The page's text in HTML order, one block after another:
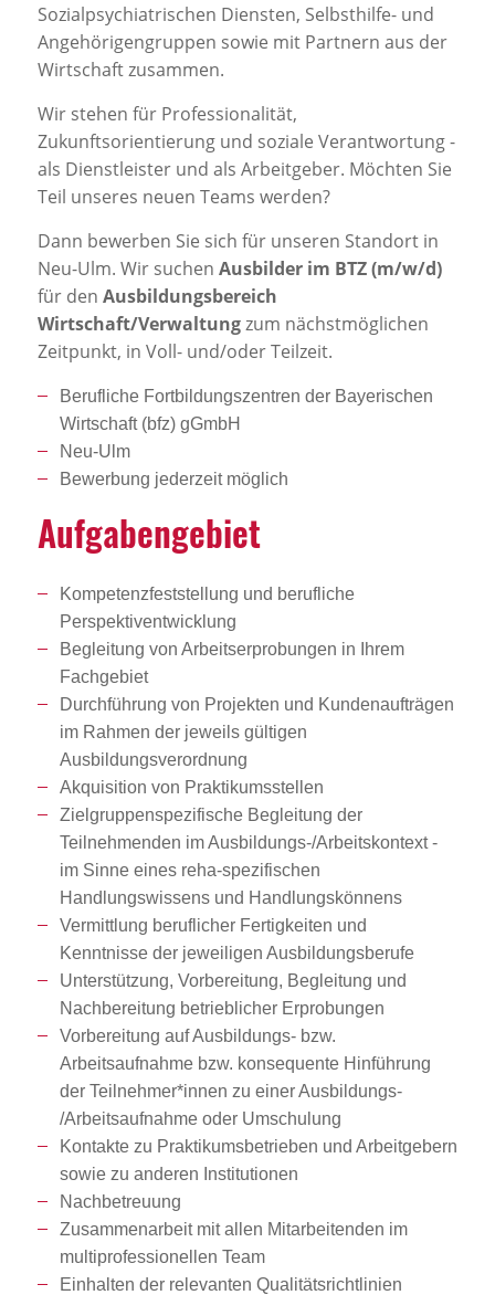
Sozialpsychiatrischen Diensten, Selbsthilfe- und
Angehörigengruppen sowie mit Partnern aus der
Wirtschaft zusammen.
Wir stehen für Professionalität,
Zukunftsorientierung und soziale Verantwortung -
als Dienstleister und als Arbeitgeber. Möchten Sie
Teil unseres neuen Teams werden?
Dann bewerben Sie sich für unseren Standort in
Neu-Ulm. Wir suchen Ausbilder im BTZ (m/w/d)
für den Ausbildungsbereich
Wirtschaft/Verwaltungzum nächstmöglichen
Zeitpunkt, in Voll- und/oder Teilzeit.
Berufliche Fortbildungszentren der Bayerischen
Wirtschaft (bfz) gGmbH
Neu-Ulm
Bewerbung jederzeit möglich
Aufga­ben­ge­biet
Kompetenzfeststellung und berufliche
Perspektiventwicklung
Begleitung von Arbeitserprobungen in Ihrem
Fachgebiet
Durchführung von Projekten und Kundenaufträgen
im Rahmen der jeweils gültigen
Ausbildungsverordnung
Akquisition von Praktikumsstellen
Zielgruppenspezifische Begleitung der
Teilnehmenden im Ausbildungs-/Arbeitskontext -
im Sinne eines reha-spezifischen
Handlungswissens und Handlungskönnens
Vermittlung beruflicher Fertigkeiten und
Kenntnisse der jeweiligen Ausbildungsberufe
Unterstützung, Vorbereitung, Begleitung und
Nachbereitung betrieblicher Erprobungen
Vorbereitung auf Ausbildungs- bzw.
Arbeitsaufnahme bzw. konsequente Hinführung
der Teilnehmer*innen zu einer Ausbildungs-
/Arbeitsaufnahme oder Umschulung
Kontakte zu Praktikumsbetrieben und Arbeitgebern
sowie zu anderen Institutionen
Nachbetreuung
Zusammenarbeit mit allen Mitarbeitenden im
multiprofessionellen Team
Einhalten der relevanten Qualitätsrichtlinien